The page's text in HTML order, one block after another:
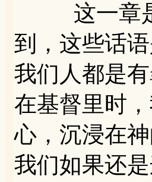
这一章是
到，这些话
我们人都是
在基督里时
心，沉浸在
我们如果还